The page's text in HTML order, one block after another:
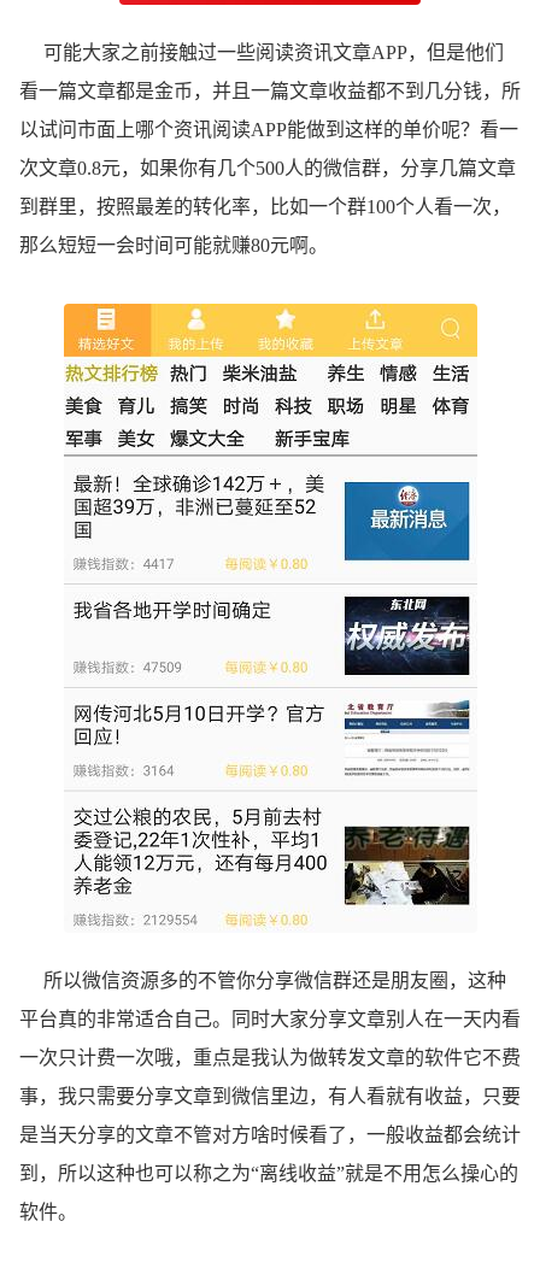
可能大家之前接触过一些阅读资讯文章APP，但是他们
看一篇文章都是金币，并且一篇文章收益都不到几分钱，所
以试问市面上哪个资讯阅读APP能做到这样的单价呢？看一
次文章0.8元，如果你有几个500人的微信群，分享几篇文章
到群里，按照最差的转化率，比如一个群100个人看一次，
那么短短一会时间可能就赚80元啊。
所以微信资源多的不管你分享微信群还是朋友圈，这种
平台真的非常适合自己。同时大家分享文章别人在一天内看
一次只计费一次哦，重点是我认为做转发文章的软件它不费
事，我只需要分享文章到微信里边，有人看就有收益，只要
是当天分享的文章不管对方啥时候看了，一般收益都会统计
到，所以这种也可以称之为“离线收益”就是不用怎么操心的
软件。